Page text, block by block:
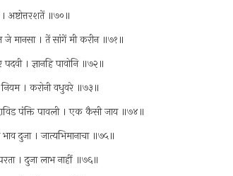
अष्टोत्तरशतें ॥७०॥
जे मानसा । तें सांगें मी करीन ॥७१॥
। ज्ञानहि पावोनि ॥७२॥
। करोनी वधुवरे ॥७३॥
पंक्ति पावली । एक कैसी जाय ॥७४॥
दुजा । जात्यभिमानाचा ॥७५॥
। दुजा लाभ नाहीं ॥७६॥